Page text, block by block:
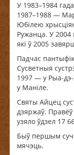
У 1983–1984
1987–1988 —
Юбілею
Ружанца. У 2004
які ў 2005
Падчас
Сусветныя
1997 — у Рыа-
у Маніле.
Святы Айцец
дзяржаў. Правёў
узяло ўдзел 17
Быў першым
мячэць.